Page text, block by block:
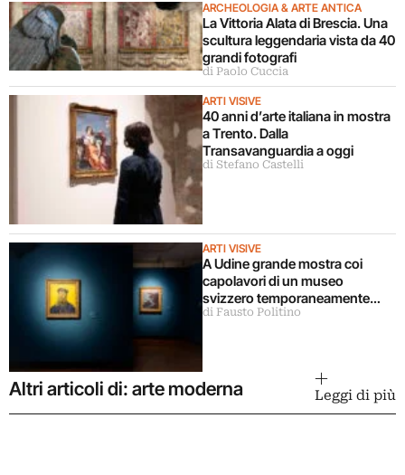
ARCHEOLOGIA & ARTE ANTICA
La Vittoria Alata di Brescia. Una
scultura leggendaria vista da 40
grandi fotografi
di Paolo Cuccia
ARTI VISIVE
40 anni d’arte italiana in mostra
a Trento. Dalla
Transavanguardia a oggi
di Stefano Castelli
ARTI VISIVE
A Udine grande mostra coi
capolavori di un museo
svizzero temporaneamente
chiuso
di Fausto Politino
Altri articoli di: arte moderna Leggi di più